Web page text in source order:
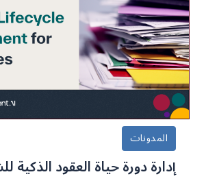
المدونات
إدارة دورة حياة العقود الذكية